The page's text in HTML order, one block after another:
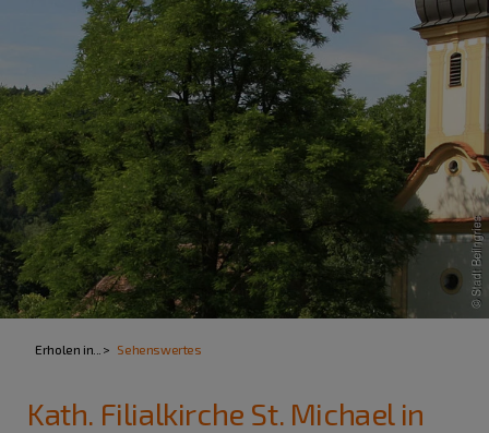
Erholen in... Sehenswertes
Kath. Filialkirche St. Michael in